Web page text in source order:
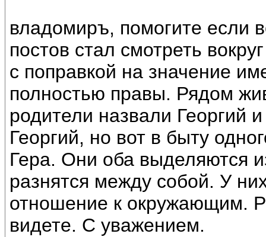
владомиръ, помогите если
постов стал смотреть
с поправкой на значение
полностью правы. Рядом
родители назвали Георгий
Георгий, но вот в быту
Гера. Они оба выделяются
разнятся между собой. У
отношение к окружающим.
видете. С уважением.